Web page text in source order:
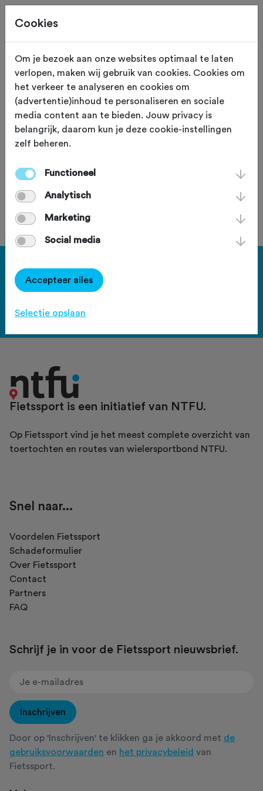
Welkoop Köttelpeer'n
Classic 2025
zondag 26 oktober 2025
oktober 2025.
Haal meer uit Fietssport en ga
voor het PLUS account.
Bekijk de voordelen
Fietssport is een initiatief van NTFU.
Op Fietssport vind je het meest complete overzicht van
toertochten en routes van wielersportbond NTFU.
Snel naar...
Voordelen Fietssport
Schadeformulier
Over Fietssport
Contact
Partners
FAQ
Schrijf je in voor de Fietssport nieuwsbrief.
Inschrijven
Door op 'Inschrijven' te klikken ga je akkoord met de
gebruiksvoorwaarden en het privacybeleid van
Fietssport.
Cookies
Om je bezoek aan onze websites optimaal te laten
verlopen, maken wij gebruik van cookies. Cookies om
het verkeer te analyseren en cookies om
(advertentie)inhoud te personaliseren en sociale
media content aan te bieden. Jouw privacy is
belangrijk, daarom kun je deze cookie-instellingen
zelf beheren.
Functioneel
Analytisch
Marketing
Social media
Accepteer alles
Selectie opslaan